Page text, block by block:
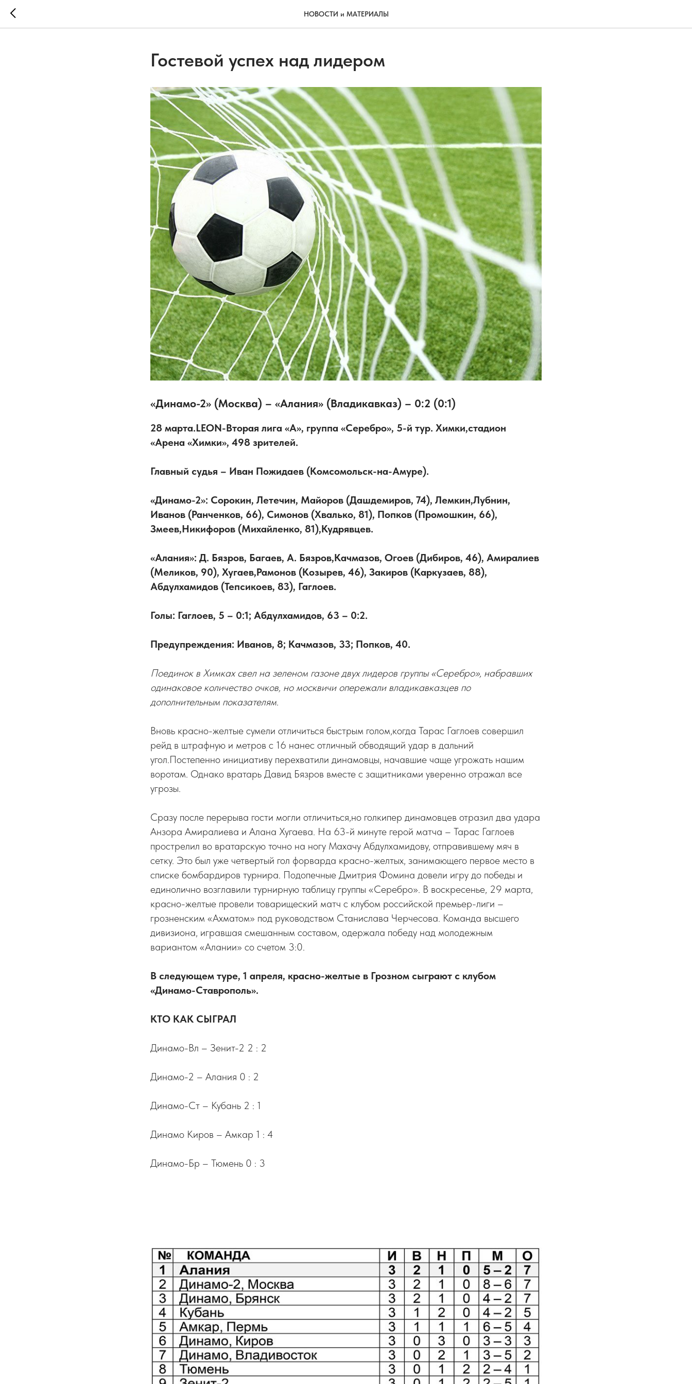
НОВОСТИ и МАТЕРИАЛЫ
Гостевой успех над лидером
«Динамо-2» (Москва) – «Алания» (Владикавказ) – 0:2 (0:1)
28 марта.LEON-Вторая лига «А», группа «Серебро», 5-й тур. Химки,стадион
«Арена «Химки», 498 зрителей.
Главный судья – Иван Пожидаев (Комсомольск-на-Амуре).
«Динамо-2»: Сорокин, Летечин, Майоров (Дашдемиров, 74), Лемкин,Лубнин,
Иванов (Ранченков, 66), Симонов (Хвалько, 81), Попков (Промошкин, 66),
Змеев,Никифоров (Михайленко, 81),Кудрявцев.
«Алания»: Д. Бязров, Багаев, А. Бязров,Качмазов, Огоев (Дибиров, 46), Амиралиев
(Меликов, 90), Хугаев,Рамонов (Козырев, 46), Закиров (Каркузаев, 88),
Абдулхамидов (Тепсикоев, 83), Гаглоев.
Голы: Гаглоев, 5 – 0:1; Абдулхамидов, 63 – 0:2.
Предупреждения: Иванов, 8; Качмазов, 33; Попков, 40.
Поединок в Химках свел на зеленом газоне двух лидеров группы «Серебро», набравших
одинаковое количество очков, но москвичи опережали владикавказцев по
дополнительным показателям.
Вновь красно-желтые сумели отличиться быстрым голом,когда Тарас Гаглоев совершил
рейд в штрафную и метров с 16 нанес отличный обводящий удар в дальний
угол.Постепенно инициативу перехватили динамовцы, начавшие чаще угрожать нашим
воротам. Однако вратарь Давид Бязров вместе с защитниками уверенно отражал все
угрозы.
Сразу после перерыва гости могли отличиться,но голкипер динамовцев отразил два удара
Анзора Амиралиева и Алана Хугаева. На 63-й минуте герой матча – Тарас Гаглоев
прострелил во вратарскую точно на ногу Махачу Абдулхамидову, отправившему мяч в
сетку. Это был уже четвертый гол форварда красно-желтых, занимающего первое место в
списке бомбардиров турнира. Подопечные Дмитрия Фомина довели игру до победы и
единолично возглавили турнирную таблицу группы «Серебро». В воскресенье, 29 марта,
красно-желтые провели товарищеский матч с клубом российской премьер-лиги –
грозненским «Ахматом» под руководством Станислава Черчесова. Команда высшего
дивизиона, игравшая смешанным составом, одержала победу над молодежным
вариантом «Алании» со счетом 3:0.
В следующем туре, 1 апреля, красно-желтые в Грозном сыграют с клубом
«Динамо-Ставрополь».
КТО КАК СЫГРАЛ
Динамо-Вл – Зенит-2 2 : 2
Динамо-2 – Алания 0 : 2
Динамо-Ст – Кубань 2 : 1
Динамо Киров – Амкар 1 : 4
Динамо-Бр – Тюмень 0 : 3